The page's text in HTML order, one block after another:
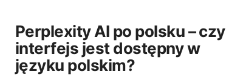
Perplexity AI po polsku – czy
interfejs jest dostępny w
języku polskim?